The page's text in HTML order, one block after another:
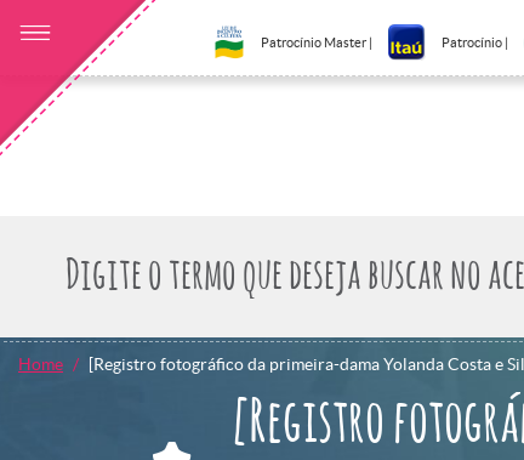
Patrocínio Master | Patrocínio |
Home [Registro fotográfico da primeira-dama Yolanda Costa e
[Registro